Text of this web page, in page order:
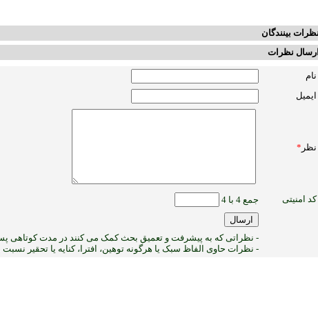
بینندگان
نظرات
نام
ایمیل
نظر *
کد امنیتی جمع 4 با 4
- نظراتی که به پیشرفت و تعمیق بحث کمک می کنند در مدت کوتاهی پس
- نظرات حاوی الفاظ سبک یا هرگونه توهین، افترا، کنایه یا تحقیر